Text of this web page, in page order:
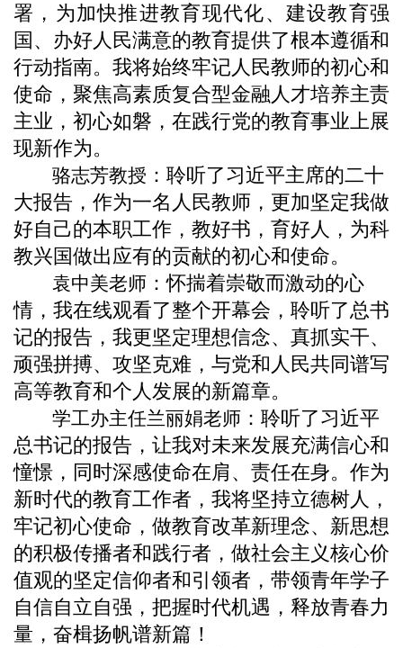
署，为加快推进教育现代化、建设教育强
国、办好人民满意的教育提供了根本遵循和
行动指南。我将始终牢记人民教师的初心和
使命，聚焦高素质复合型金融人才培养主责
主业，初心如磐，在践行党的教育事业上展
现新作为。
骆志芳教授 ： 聆听了习近平主席的二十
大报告，作为一名人民教师，更加坚定我做
好自己的本职工作，教好书，育好人，为科
教兴国做出应有的贡献的初心和使命。
袁中美老师 ：怀揣着崇敬而激动的心
情，我在线观看了整个开幕会，聆听了总书
记的报告，我更坚定理想信念、真抓实干、
顽强拼搏、攻坚克难，与党和人民共同谱写
高等教育和个人发展的新篇章。
学工办主任兰丽娟老师 ： 聆听了习近平
总书记的报告，让我对未来发展充满信心和
憧憬，同时深感使命在肩、责任在身。作为
新时代的教育工作者，我将坚持立德树人，
牢记初心使命，做教育改革新理念、新思想
的积极传播者和践行者，做社会主义核心价
值观的坚定信仰者和引领者，带领青年学子
自信自立自强，把握时代机遇，释放青春力
量，奋楫扬帆谱新篇！